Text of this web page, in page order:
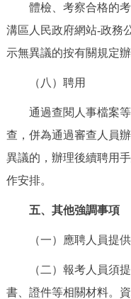
體檢、考察合格的考
溝區人民政府網站-政務
示無異議的按有關規定辦
（八）聘用
通過查閱人事檔案等
查，併為通過審查人員
異議的，辦理後續聘用
作安排。
五、其他強調事項
（一）應聘人員提供
（二）報考人員須提
書、證件等相關材料。